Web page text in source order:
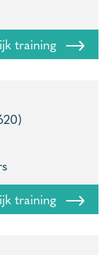
training
training